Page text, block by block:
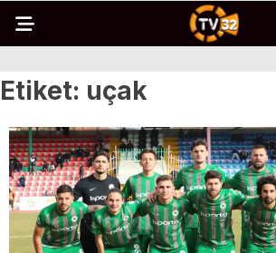
Etiket: uçak